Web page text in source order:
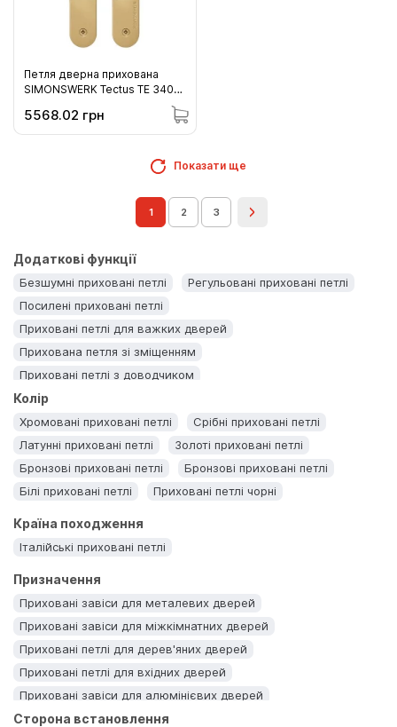
Петля дверна прихована
SIMONSWERK Tectus TE 340
3D золото матове 80 кг (01-
340_047)
5568.02 грн
Показати ще
1 2 3
Додаткові функції
Безшумні приховані петлі
Регульовані приховані петлі
Посилені приховані петлі
Приховані петлі для важких дверей
Прихована петля зі зміщенням
Приховані петлі з доводчиком
Колір
Хромовані приховані петлі
Срібні приховані петлі
Латунні приховані петлі
Золоті приховані петлі
Бронзові приховані петлі
Бронзові приховані петлі
Білі приховані петлі
Приховані петлі чорні
Країна походження
Італійські приховані петлі
Призначення
Приховані завіси для металевих дверей
Приховані завіси для міжкімнатних дверей
Приховані петлі для дерев'яних дверей
Приховані петлі для вхідних дверей
Приховані завіси для алюмінієвих дверей
Сторона встановлення